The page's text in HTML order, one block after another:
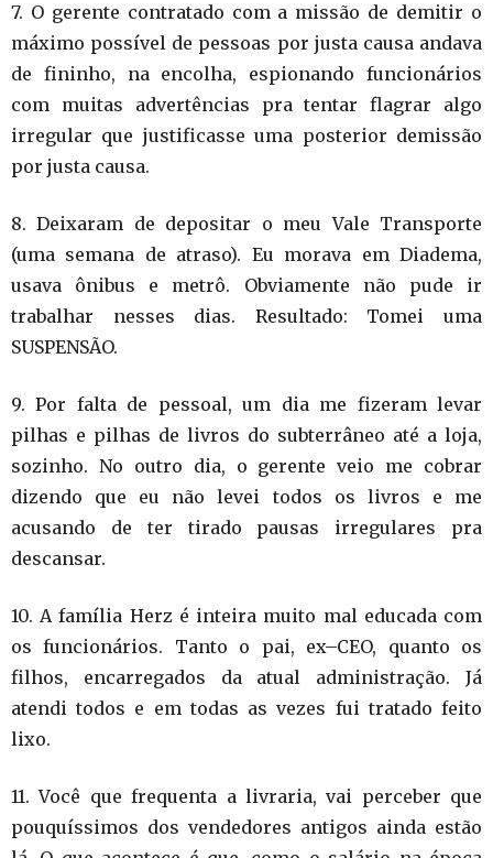
7. O gerente contratado com a missão de demitir o
máximo possível de pessoas por justa causa andava
de fininho, na encolha, espionando funcionários
com muitas advertências pra tentar flagrar algo
irregular que justificasse uma posterior demissão
por justa causa.
8. Deixaram de depositar o meu Vale Transporte
(uma semana de atraso). Eu morava em Diadema,
usava ônibus e metrô. Obviamente não pude ir
trabalhar nesses dias. Resultado: Tomei uma
SUSPENSÃO.
9. Por falta de pessoal, um dia me fizeram levar
pilhas e pilhas de livros do subterrâneo até a loja,
sozinho. No outro dia, o gerente veio me cobrar
dizendo que eu não levei todos os livros e me
acusando de ter tirado pausas irregulares pra
descansar.
10. A família Herz é inteira muito mal educada com
os funcionários. Tanto o pai, ex–CEO, quanto os
filhos, encarregados da atual administração. Já
atendi todos e em todas as vezes fui tratado feito
lixo.
11. Você que frequenta a livraria, vai perceber que
pouquíssimos dos vendedores antigos ainda estão